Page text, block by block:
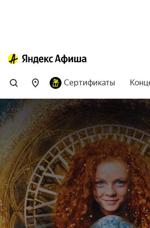
Сертификаты